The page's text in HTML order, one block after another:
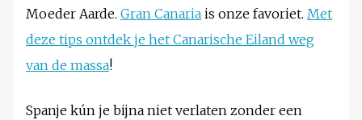
Moeder Aarde. Gran Canaria is onze favoriet. Met
deze tips ontdek je het Canarische Eiland weg
van de massa!
Spanje kún je bijna niet verlaten zonder een